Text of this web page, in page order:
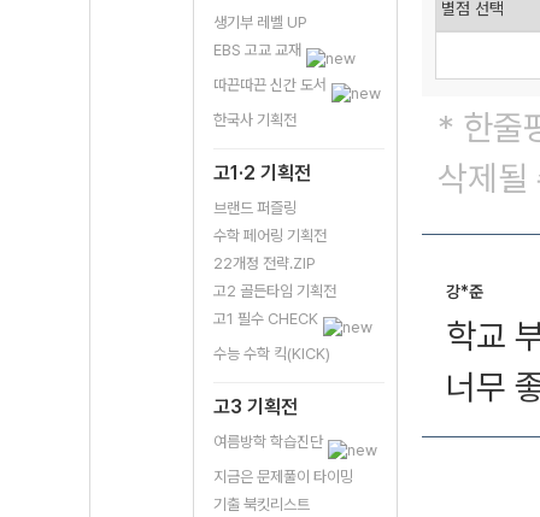
생기부 레벨 UP
EBS 고교 교재
따끈따끈 신간 도서
한국사 기획전
고1·2 기획전
브랜드 퍼즐링
수학 페어링 기획전
22개정 전략.ZIP
고2 골든타임 기획전
고1 필수 CHECK
수능 수학 킥(KICK)
고3 기획전
여름방학 학습진단
지금은 문제풀이 타이밍
기출 북킷리스트
* 한줄
삭제될
강*준
학교
너무